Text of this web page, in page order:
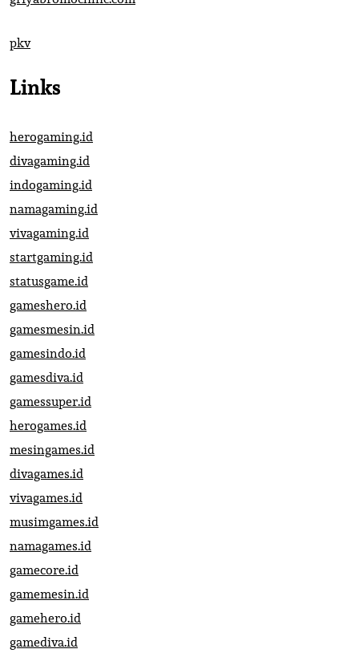
pkv
Links
herogaming.id
divagaming.id
indogaming.id
namagaming.id
vivagaming.id
startgaming.id
statusgame.id
gameshero.id
gamesmesin.id
gamesindo.id
gamesdiva.id
gamessuper.id
herogames.id
mesingames.id
divagames.id
vivagames.id
musimgames.id
namagames.id
gamecore.id
gamemesin.id
gamehero.id
gamediva.id